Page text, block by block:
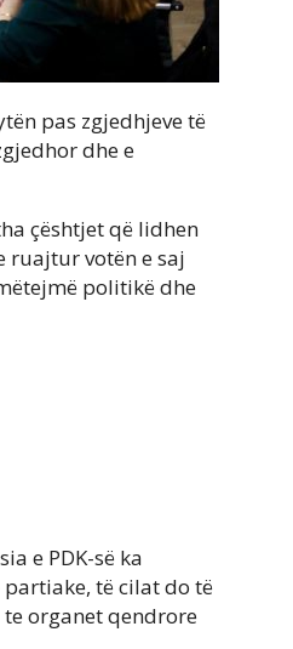
pas zgjedhjeve të
dhe e
çështjet që lidhen
ruajtur votën e saj
politikë dhe
e PDK-së ka
të cilat do të
organet qendrore